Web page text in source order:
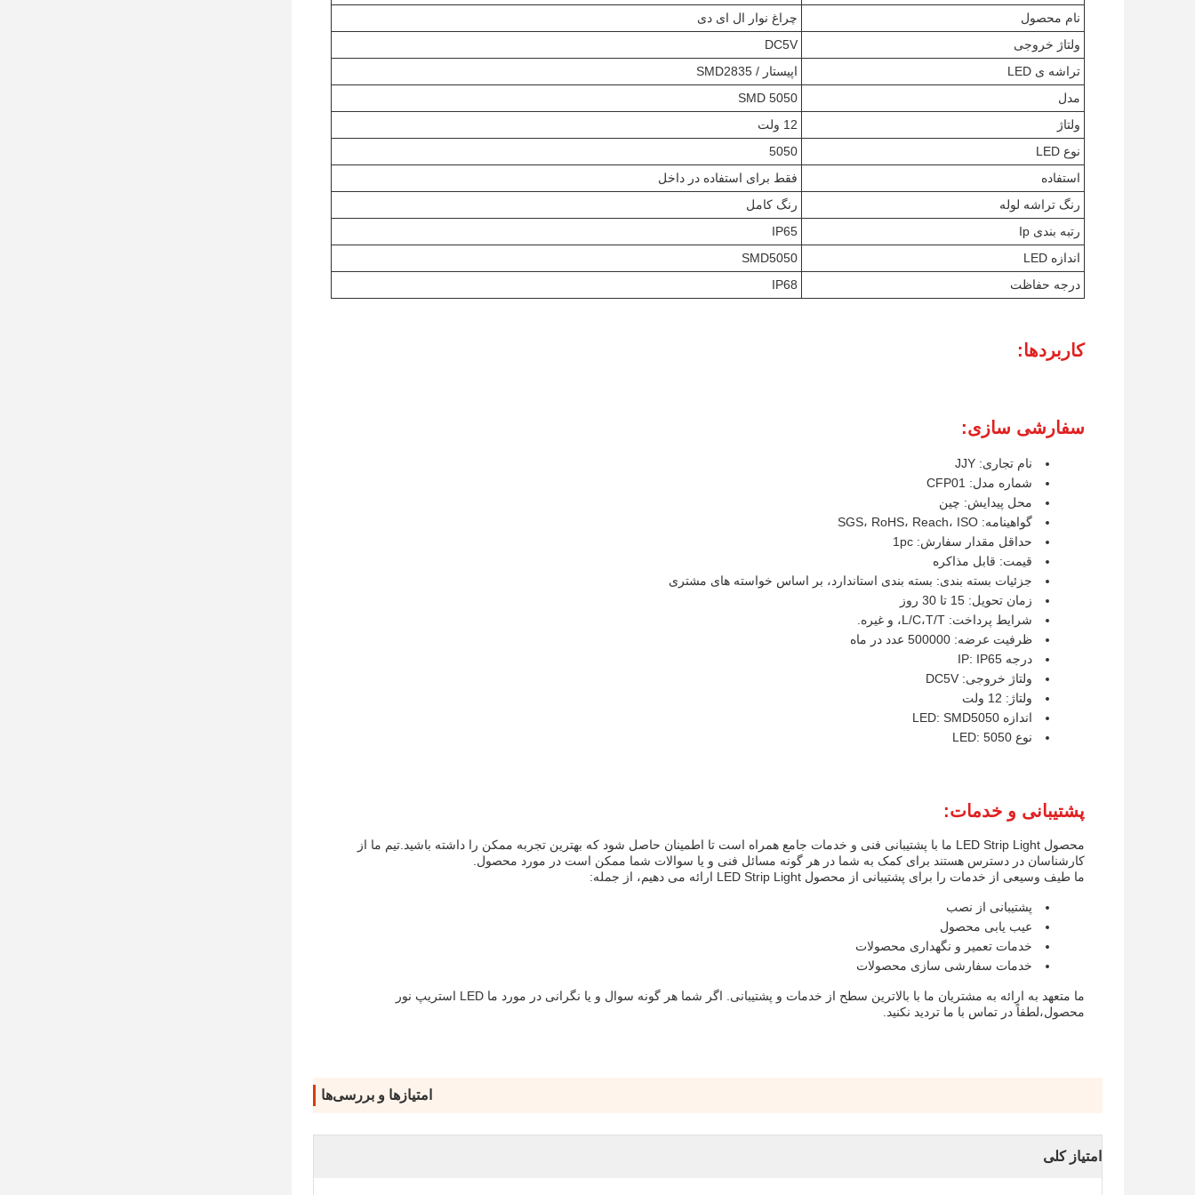
نام محصول
چراغ نوار ال ای دی
ولتاژ خروجی
DC5V
تراشه ی LED
اپیستار / SMD2835
مدل
SMD 5050
ولتاژ
12 ولت
نوع LED
5050
استفاده
فقط برای استفاده در داخل
رنگ تراشه لوله
رنگ کامل
رتبه بندی Ip
IP65
اندازه LED
SMD5050
درجه حفاظت
IP68
کاربردها:
سفارشی سازی:
نام تجاری: JJY
شماره مدل: CFP01
محل پیدایش: چین
گواهینامه: SGS، RoHS، Reach، ISO
حداقل مقدار سفارش: 1pc
قیمت: قابل مذاکره
جزئیات بسته بندی: بسته بندی استاندارد، بر اساس خواسته های مشتری
زمان تحویل: 15 تا 30 روز
شرایط پرداخت: L/C،T/T، و غیره.
ظرفیت عرضه: 500000 عدد در ماه
درجه IP: IP65
ولتاژ خروجی: DC5V
ولتاژ: 12 ولت
اندازه LED: SMD5050
نوع LED: 5050
پشتیبانی و خدمات:
محصول LED Strip Light ما با پشتیبانی فنی و خدمات جامع همراه است تا اطمینان حاصل شود که بهترین تجربه ممکن را داشته باشید.تیم ما از
کارشناسان در دسترس هستند برای کمک به شما در هر گونه مسائل فنی و یا سوالات شما ممکن است در مورد محصول.
ما طیف وسیعی از خدمات را برای پشتیبانی از محصول LED Strip Light ارائه می دهیم، از جمله:
پشتیبانی از نصب
عیب یابی محصول
خدمات تعمیر و نگهداری محصولات
خدمات سفارشی سازی محصولات
ما متعهد به ارائه به مشتریان ما با بالاترین سطح از خدمات و پشتیبانی. اگر شما هر گونه سوال و یا نگرانی در مورد ما LED استریپ نور
محصول،لطفاً در تماس با ما ترديد نکنید.
امتیازها و بررسی‌ها
امتیاز کلی